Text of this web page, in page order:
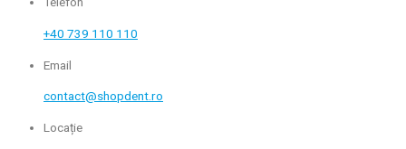
+40 739 110 110
Email
contact@shopdent.ro
Locație